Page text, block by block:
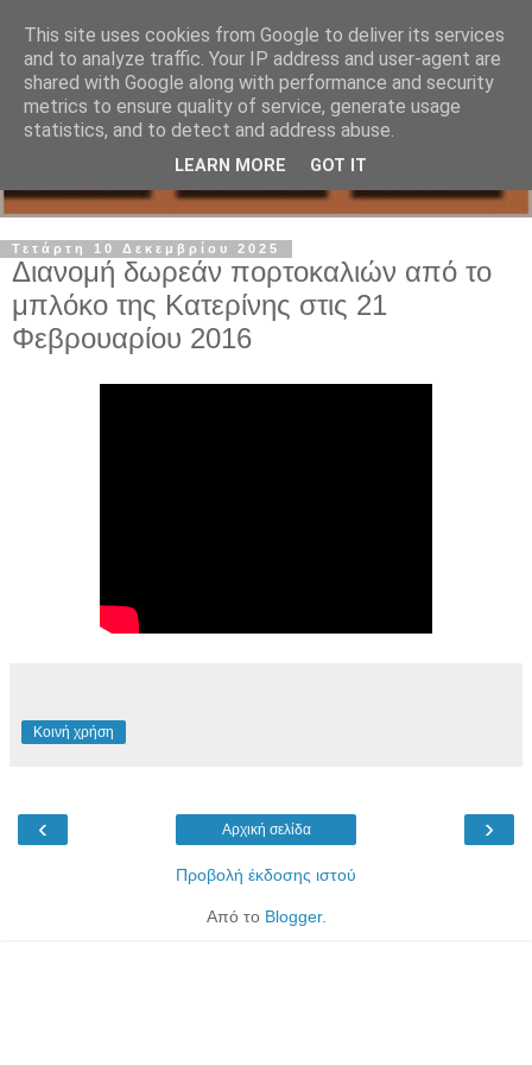
Τετάρτη 10 Δεκεμβρίου 2025
Διανομή δωρεάν πορτοκαλιών από το
μπλόκο της Κατερίνης στις 21
Φεβρουαρίου 2016
Κοινή χρήση
‹ ›
Αρχική σελίδα
Προβολή έκδοσης ιστού
Από το Blogger.
This site uses cookies from Google to deliver its services
and to analyze traffic. Your IP address and user-agent are
shared with Google along with performance and security
metrics to ensure quality of service, generate usage
statistics, and to detect and address abuse.
LEARN MORE GOT IT